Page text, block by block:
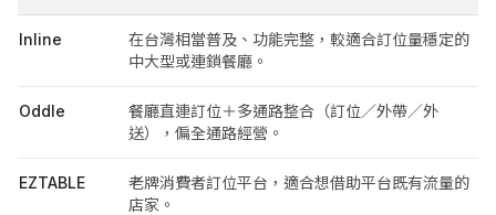
Inline
在台灣相當普及、功能完整，較適合訂位量穩定的
中大型或連鎖餐廳。
Oddle
餐廳直連訂位＋多通路整合（訂位／外帶／外
送），偏全通路經營。
EZTABLE
老牌消費者訂位平台，適合想借助平台既有流量的
店家。